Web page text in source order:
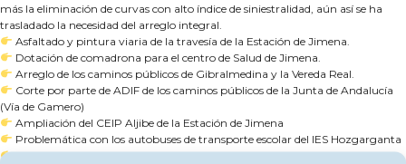
más la eliminación de curvas con alto índice de siniestralidad, aún así se ha
trasladado la necesidad del arreglo integral.
Asfaltado y pintura viaria de la travesía de la Estación de Jimena.
Dotación de comadrona para el centro de Salud de Jimena.
Arreglo de los caminos públicos de Gibralmedina y la Vereda Real.
Corte por parte de ADIF de los caminos públicos de la Junta de Andalucía
(Vía de Gamero)
Ampliación del CEIP Aljibe de la Estación de Jimena
Problemática con los autobuses de transporte escolar del IES Hozgarganta
Autorizaciones por parte de la Consejería de Turismo para el complejo